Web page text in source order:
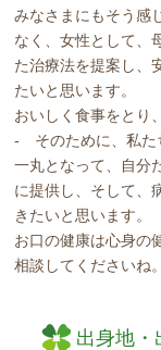
みなさまにもそう感
なく、女性として、
た治療法を提案し、
たいと思います。
おいしく食事をとり
- そのために、私た
一丸となって、自分
に提供し、そして、
きたいと思います。
お口の健康は心身の
相談してくださいね。
出身地・